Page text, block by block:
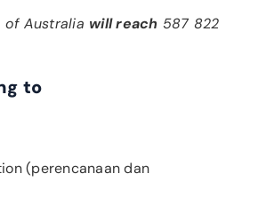
of Australia will reach 587 822
to
(perencanaan dan